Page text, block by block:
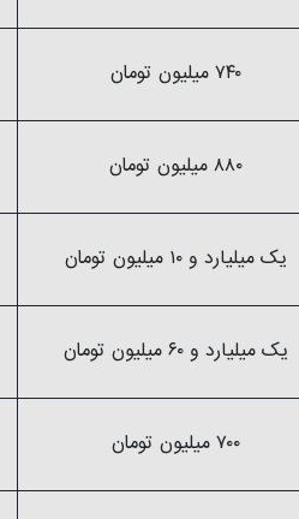
۷۴۰ میلیون تومان
۸۸۰ میلیون تومان
یک میلیارد و ۱۰ میلیون تومان
یک میلیارد و ۶۰ میلیون تومان
۷۰۰ میلیون تومان